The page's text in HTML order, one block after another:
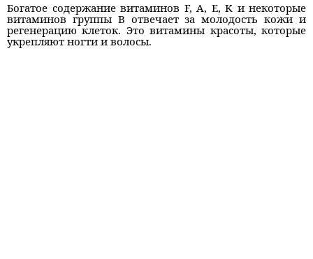
Богатое содержание витаминов F, A, E, K и некоторые
витаминов группы В отвечает за молодость кожи и
регенерацию клеток. Это витамины красоты, которые
укрепляют ногти и волосы.